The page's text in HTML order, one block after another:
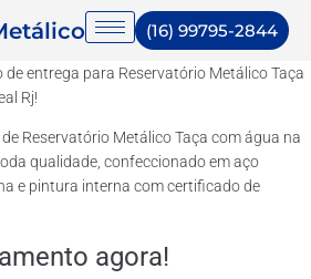
(16) 99795-2844
de entrega para Reservatório Metálico Taça
Rj!
Reservatório Metálico Taça com água na
qualidade, confeccionado em aço
e pintura interna com certificado de
agora!